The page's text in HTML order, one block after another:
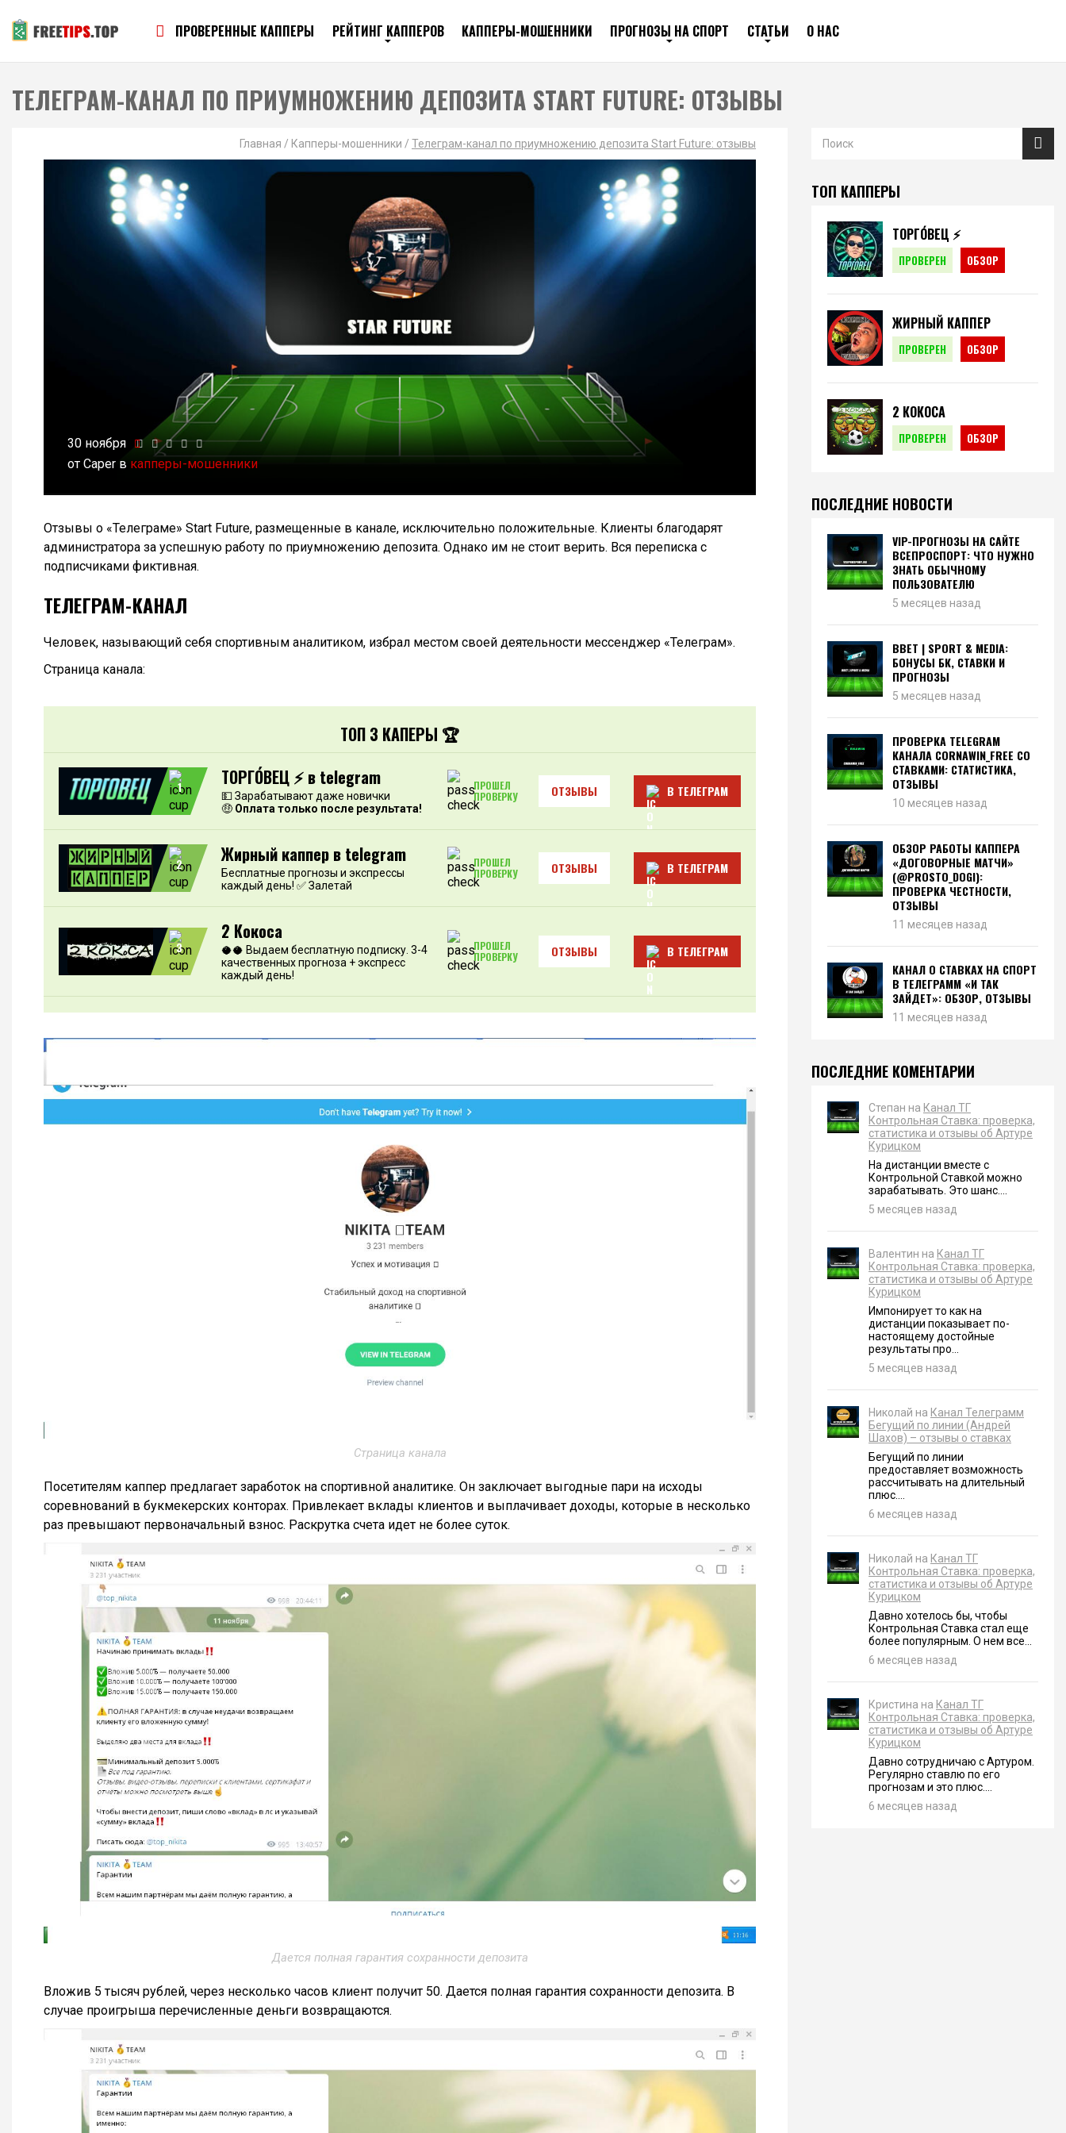
ПРОВЕРЕННЫЕ КАППЕРЫ РЕЙТИНГ КАППЕРОВ КАППЕРЫ-МОШЕННИКИ ПРОГНОЗЫ НА СПОРТ СТАТЬИ О НАС
ТЕЛЕГРАМ-КАНАЛ ПО ПРИУМНОЖЕНИЮ ДЕПОЗИТА START FUTURE: ОТЗЫВЫ
Главная / Капперы-мошенники / Телеграм-канал по приумножению депозита Start Future: отзывы
30 ноября
от Caper в капперы-мошенники
Отзывы о «Телеграме» Start Future, размещенные в канале, исключительно положительные. Клиенты благодарят
администратора за успешную работу по приумножению депозита. Однако им не стоит верить. Вся переписка с
подписчиками фиктивная.
ТЕЛЕГРАМ-КАНАЛ
Человек, называющий себя спортивным аналитиком, избрал местом своей деятельности мессенджер «Телеграм».
Страница канала:
ТОП 3 КАПЕРЫ 🏆
1 ТОРГО́ВЕЦ ⚡️ в telegram
💵 Зарабатывают даже новички
🤑 Оплата только после результата!
ПРОШЕЛ
ПРОВЕРКУ
ОТЗЫВЫ В ТЕЛЕГРАМ
2 Жирный каппер в telegram
Бесплатные прогнозы и экспрессы
каждый день! ✅ Залетай
ПРОШЕЛ
ПРОВЕРКУ
ОТЗЫВЫ В ТЕЛЕГРАМ
3
2 Кокоса
🥥🥥 Выдаем бесплатную подписку. 3-4
качественных прогноза + экспресс
каждый день!
ПРОШЕЛ
ПРОВЕРКУ
ОТЗЫВЫ В ТЕЛЕГРАМ
Страница канала
Посетителям каппер предлагает заработок на спортивной аналитике. Он заключает выгодные пари на исходы
соревнований в букмекерских конторах. Привлекает вклады клиентов и выплачивает доходы, которые в несколько
раз превышают первоначальный взнос. Раскрутка счета идет не более суток.
Дается полная гарантия сохранности депозита
Вложив 5 тысяч рублей, через несколько часов клиент получит 50. Дается полная гарантия сохранности депозита. В
случае проигрыша перечисленные деньги возвращаются.
ТОП КАППЕРЫ
ТОРГО́ВЕЦ ⚡️
ПРОВЕРЕН ОБЗОР
ЖИРНЫЙ КАППЕР
ПРОВЕРЕН ОБЗОР
2 КОКОСА
ПРОВЕРЕН ОБЗОР
ПОСЛЕДНИЕ НОВОСТИ
VIP-ПРОГНОЗЫ НА САЙТЕ
ВСЕПРОСПОРТ: ЧТО НУЖНО
ЗНАТЬ ОБЫЧНОМУ
ПОЛЬЗОВАТЕЛЮ
5 месяцев назад
BBET | SPORT & MEDIA:
БОНУСЫ БК, СТАВКИ И
ПРОГНОЗЫ
5 месяцев назад
ПРОВЕРКА TELEGRAM
КАНАЛА CORNAWIN_FREE СО
СТАВКАМИ: СТАТИСТИКА,
ОТЗЫВЫ
10 месяцев назад
ОБЗОР РАБОТЫ КАППЕРА
«ДОГОВОРНЫЕ МАТЧИ»
(@PROSTO_DOGI):
ПРОВЕРКА ЧЕСТНОСТИ,
ОТЗЫВЫ
11 месяцев назад
КАНАЛ О СТАВКАХ НА СПОРТ
В ТЕЛЕГРАММ «И ТАК
ЗАЙДЕТ»: ОБЗОР, ОТЗЫВЫ
11 месяцев назад
ПОСЛЕДНИЕ КОМЕНТАРИИ
Степан на Канал ТГ
Контрольная Ставка: проверка,
статистика и отзывы об Артуре
Курицком
На дистанции вместе с
Контрольной Ставкой можно
зарабатывать. Это шанс....
5 месяцев назад
Валентин на Канал ТГ
Контрольная Ставка: проверка,
статистика и отзывы об Артуре
Курицком
Импонирует то как на
дистанции показывает по-
настоящему достойные
результаты про...
5 месяцев назад
Николай на Канал Телеграмм
Бегущий по линии (Андрей
Шахов) – отзывы о ставках
Бегущий по линии
предоставляет возможность
рассчитывать на длительный
плюс....
6 месяцев назад
Николай на Канал ТГ
Контрольная Ставка: проверка,
статистика и отзывы об Артуре
Курицком
Давно хотелось бы, чтобы
Контрольная Ставка стал еще
более популярным. О нем все...
6 месяцев назад
Кристина на Канал ТГ
Контрольная Ставка: проверка,
статистика и отзывы об Артуре
Курицком
Давно сотрудничаю с Артуром.
Регулярно ставлю по его
прогнозам и это плюс....
6 месяцев назад